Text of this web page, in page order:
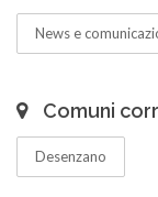
News e
Comuni
Desenzano